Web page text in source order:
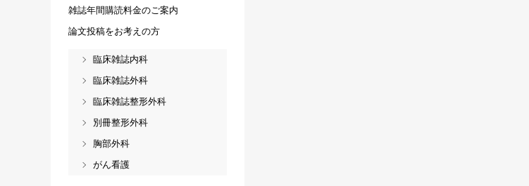
雑誌年間購読料金のご案内
論文投稿をお考えの方
臨床雑誌内科
臨床雑誌外科
臨床雑誌整形外科
別冊整形外科
胸部外科
がん看護